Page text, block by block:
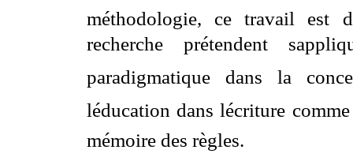
méthodologie, ce travail est
recherche prétendent
paradigmatique dans la
léducation dans lécriture
mémoire des règles.